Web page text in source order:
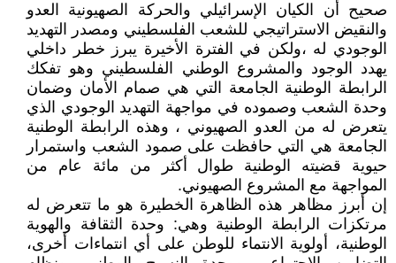
صحيح أن الكيان الإسرائيلي والحركة الصهيونية العدو
والنقيض الاستراتيجي للشعب الفلسطيني ومصدر التهديد
الوجودي له ،ولكن في الفترة الأخيرة يبرز خطر داخلي
يهدد الوجود والمشروع الوطني الفلسطيني وهو تفكك
الرابطة الوطنية الجامعة التي هي صمام الأمان وضمان
وحدة الشعب وصموده في مواجهة التهديد الوجودي الذي
يتعرض له من العدو الصهيوني ، وهذه الرابطة الوطنية
الجامعة هي التي حافظت على صمود الشعب واستمرار
حيوية قضيته الوطنية طوال أكثر من مائة عام من
المواجهة مع المشروع الصهيوني.
إن أبرز مظاهر هذه الظاهرة الخطيرة هو ما تتعرض له
مرتكزات الرابطة الوطنية وهي: وحدة الثقافة والهوية
الوطنية، أولوية الانتماء للوطن على أي انتماءات أخرى،